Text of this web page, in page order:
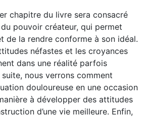
chapitre du livre sera consacré
pouvoir créateur, qui permet
de la rendre conforme à son idéal.
néfastes et les croyances
dans une réalité parfois
nous verrons comment
douloureuse en une occasion
à développer des attitudes
d’une vie meilleure. Enfin,